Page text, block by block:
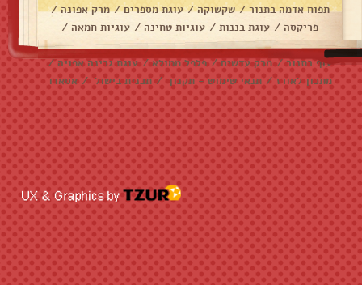
תפוח אדמה בתנור/ שקשוקה/ עוגת מספרים/ מרק אפונה/
פריקסה / עוגת בננות / עוגיות טחינה / עוגיות חמאה /
עוגיות שוקולד צ׳יפס/ אלפחורס/ בראוניז/ דג מרוקאי/
עוף בתנור / מרק עדשים / פלפל ממולא / עוגת גבינה אפויה /
מתכון לאורז / תנאי שימוש - תקנון / תכנית בישול / אסאדו